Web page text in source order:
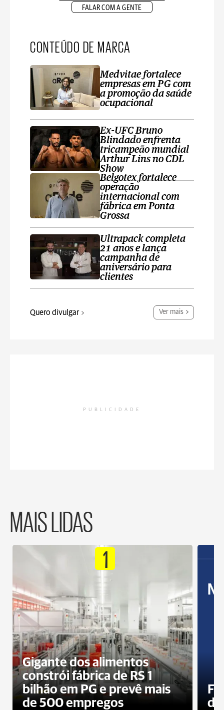
FALAR COM A GENTE
CONTEÚDO DE MARCA
Medvitae fortalece
empresas em PG com
a promoção da saúde
ocupacional
Ex-UFC Bruno
Blindado enfrenta
tricampeão mundial
Arthur Lins no CDL
Show
Belgotex fortalece
operação
internacional com
fábrica em Ponta
Grossa
Ultrapack completa
21 anos e lança
campanha de
aniversário para
clientes
Quero divulgar Ver mais
PUBLICIDADE
MAIS LIDAS
1
Gigante dos alimentos
constrói fábrica de RS 1
bilhão em PG e prevê mais
de 500 empregos